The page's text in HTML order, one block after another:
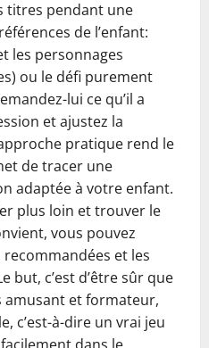
titres pendant une
de l’enfant:
les personnages
ou le défi purement
lui ce qu’il a
et ajustez la
pratique rend le
de tracer une
adaptée à votre enfant.
plus loin et trouver le
vous pouvez
et les
but, c’est d’être sûr que
amusant et formateur,
c’est-à-dire un vrai jeu